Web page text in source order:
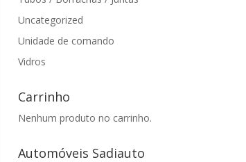
Uncategorized
Unidade de comando
Vidros
Carrinho
Nenhum produto no carrinho.
Automóveis Sadiauto